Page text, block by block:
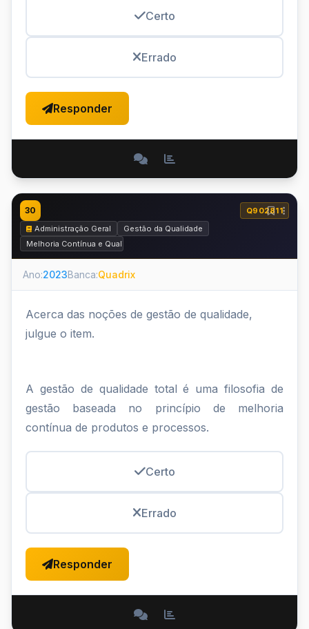
Certo
Errado
Responder
30
Q902811
Administração Geral
Gestão da Qualidade
Melhoria Contínua e Qualidade Total
Ano:2023Banca:Quadrix
Acerca das noções de gestão de qualidade,
julgue o item.
A gestão de qualidade total é uma filosofia de
gestão baseada no princípio de melhoria
contínua de produtos e processos.
Certo
Errado
Responder